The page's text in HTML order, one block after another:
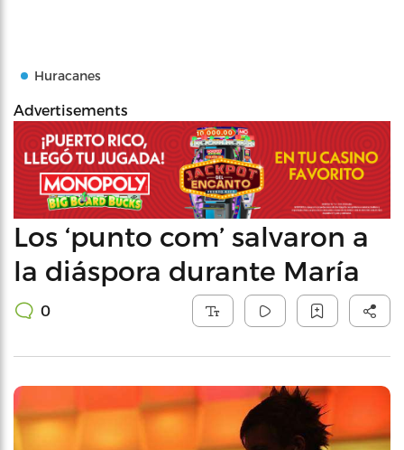
Huracanes
Advertisements
Los ‘punto com’ salvaron a
la diáspora durante María
0